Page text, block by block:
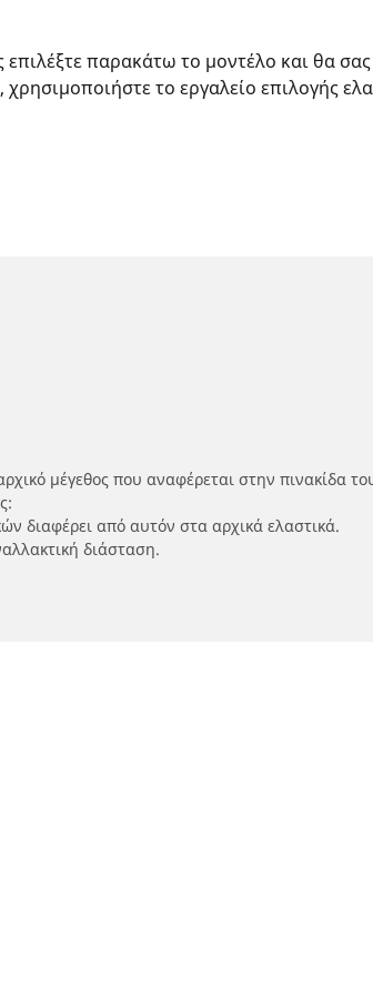
παρακάτω το μοντέλο και θα
το εργαλείο επιλογής
μέγεθος που αναφέρεται στην πινακίδα
διαφέρει από αυτόν στα αρχικά ελαστικά.
διάσταση.